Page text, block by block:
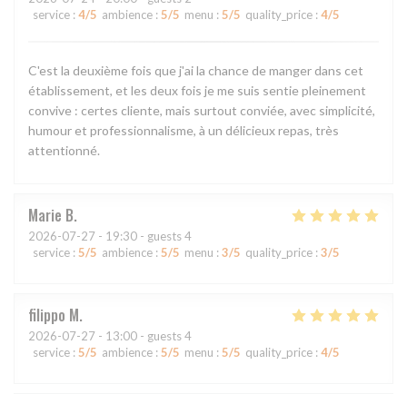
service : 4/5 ambience : 5/5 menu : 5/5 quality_price : 4/5
C'est la deuxième fois que j'ai la chance de manger dans cet
établissement, et les deux fois je me suis sentie pleinement
convive : certes cliente, mais surtout conviée, avec simplicité,
humour et professionnalisme, à un délicieux repas, très
attentionné.
Marie B
2026-07-27 - 19:30 - guests 4
service : 5/5 ambience : 5/5 menu : 3/5 quality_price : 3/5
filippo M
2026-07-27 - 13:00 - guests 4
service : 5/5 ambience : 5/5 menu : 5/5 quality_price : 4/5